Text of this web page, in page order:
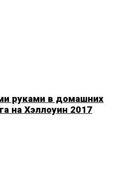
руками в домашних
на Хэллоуин 2017